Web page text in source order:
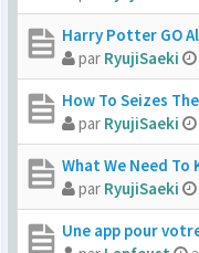
Harry Potter GO
par RyujiSaeki
How To Seizes
par RyujiSaeki
What We Need
par RyujiSaeki
Une app pour